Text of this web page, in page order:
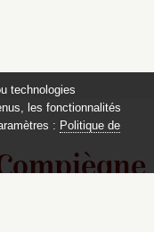
technologies
les fonctionnalités
: Politique de